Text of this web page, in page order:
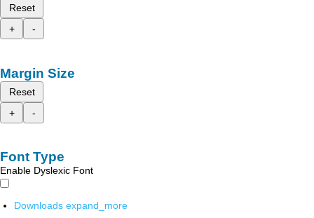
Reset
+
-
Margin Size
Reset
+
-
Font Type
Enable Dyslexic Font
Downloads expand_more